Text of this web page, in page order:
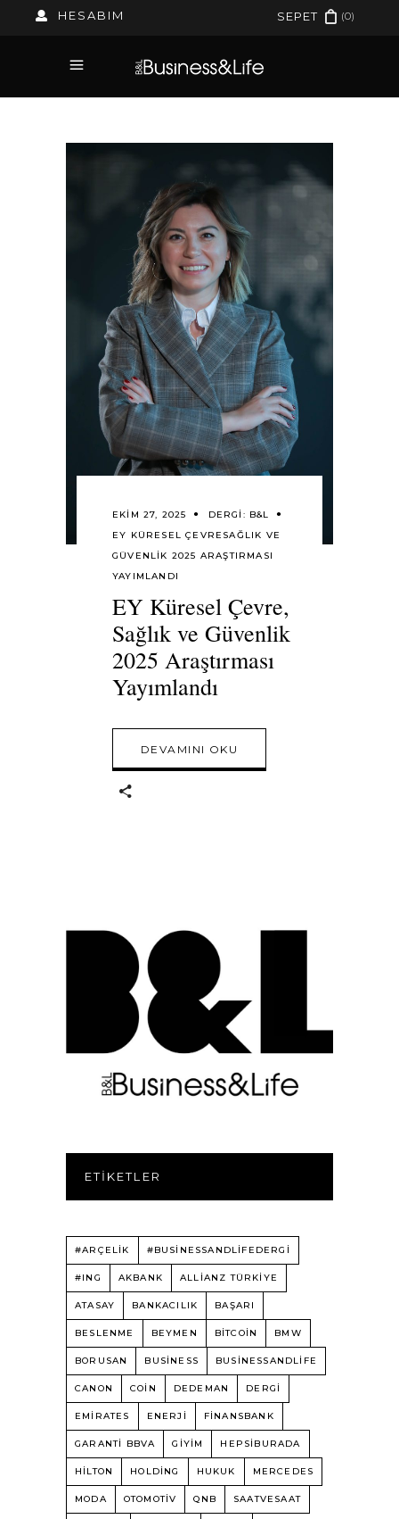
HESABIM SEPET (0)
EKIM 27, 2025 DERGI: B&L
EY KÜRESEL ÇEVRE SAĞLIK VE
GÜVENLIK 2025 ARAŞTIRMASI
YAYIMLANDI
EY Küresel Çevre,
Sağlık ve Güvenlik
2025 Araştırması
Yayımlandı
DEVAMINI OKU
ETIKETLER
#ARÇELİK #BUSINESSANDLIFEDERGI
#ING AKBANK ALLIANZ TÜRKIYE
ATASAY BANKACILIK BAŞARI
BESLENME BEYMEN BITCOIN BMW
BORUSAN BUSINESS BUSINESSANDLIFE
CANON COIN DEDEMAN DERGI
EMIRATES ENERJI FINANSBANK
GARANTI BBVA GIYIM HEPSIBURADA
HILTON HOLDING HUKUK MERCEDES
MODA OTOMOTIV QNB SAATVESAAT